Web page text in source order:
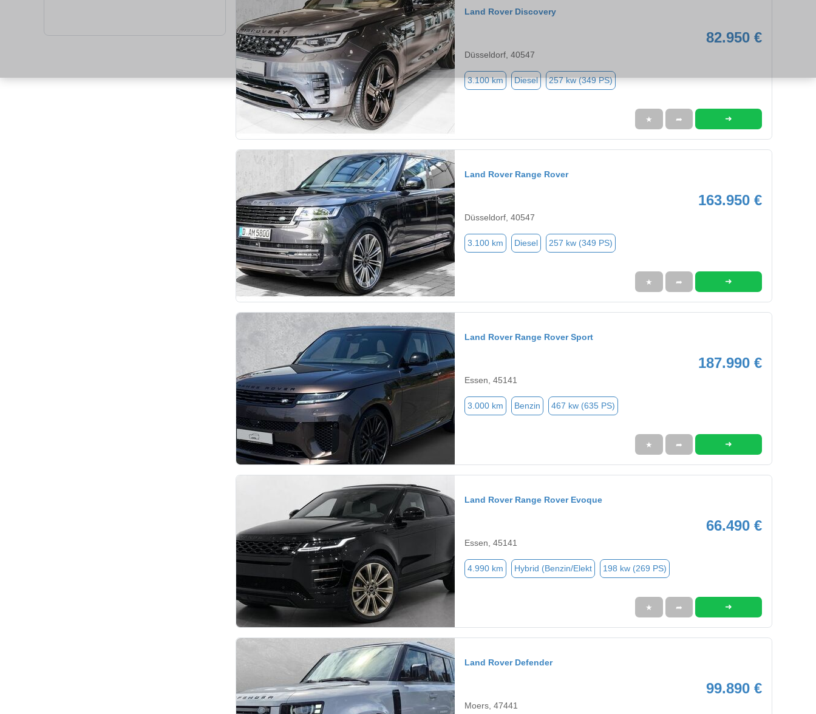
Land Rover Discovery
82.950 €
Düsseldorf, 40547
3.100 km Diesel 257 kw (349 PS)
★ ➦ ➜
Land Rover Range Rover
163.950 €
Düsseldorf, 40547
3.100 km Diesel 257 kw (349 PS)
★ ➦ ➜
Land Rover Range Rover Sport
187.990 €
Essen, 45141
3.000 km Benzin 467 kw (635 PS)
★ ➦ ➜
Land Rover Range Rover Evoque
66.490 €
Essen, 45141
4.990 km Hybrid (Benzin/Elekt 198 kw (269 PS)
★ ➦ ➜
Land Rover Defender
99.890 €
Moers, 47441